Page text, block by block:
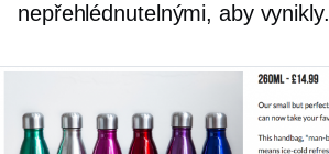
nepřehlédnutelnými, aby vynikly.